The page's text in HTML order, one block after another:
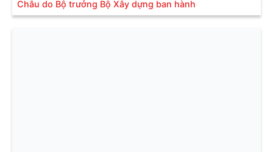
Châu do Bộ trưởng Bộ Xây dựng ban hành